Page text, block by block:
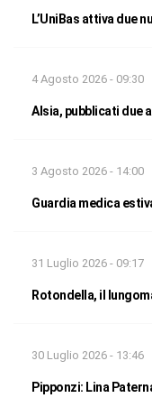
L’UniBas attiva due
4 Agosto 2026 - 09:30
Alsia, pubblicati due
3 Agosto 2026 - 14:00
Guardia medica
31 Luglio 2026 - 09:17
Rotondella, il
30 Luglio 2026 - 13:46
Pipponzi: Lina